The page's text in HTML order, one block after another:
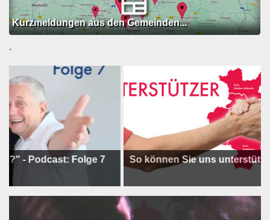
Kurzmeldungen aus den Gemeinden...
.
Folge 7 So können Sie uns unterstützen !